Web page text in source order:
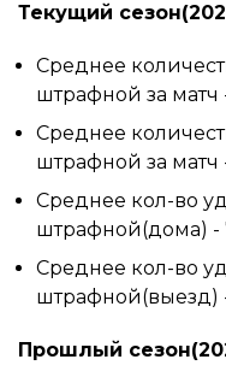
Текущий
Среднее
штрафной за матч
Среднее
штрафной за матч
Среднее кол-во
штрафной(дома) -
Среднее кол-во
штрафной(выезд)
Прошлый